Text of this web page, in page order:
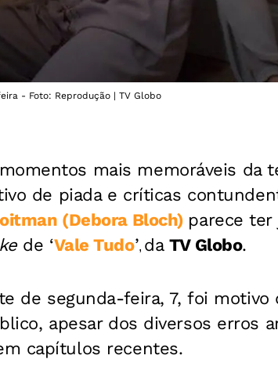
- Foto: Reprodução | TV Globo
mais memoráveis da
de piada e críticas
(Debora Bloch) parece ter
de ‘Vale Tudo’, da TV Globo.
de segunda-feira, 7, foi motivo
apesar dos diversos erros
capítulos recentes.